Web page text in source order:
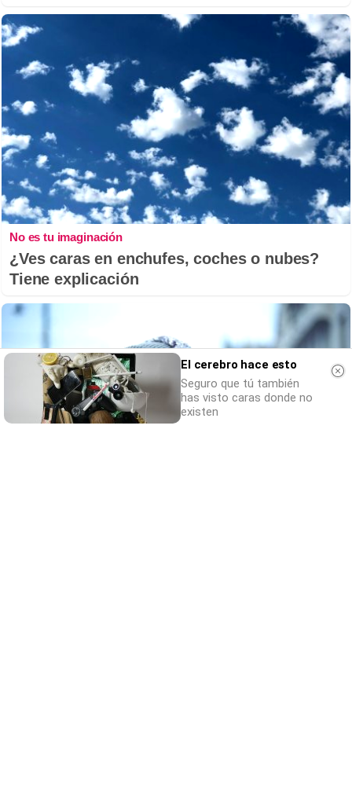
No es tu imaginación
¿Ves caras en enchufes, coches o nubes?
Tiene explicación
El cerebro hace esto
Seguro que tú también
has visto caras donde no
existen